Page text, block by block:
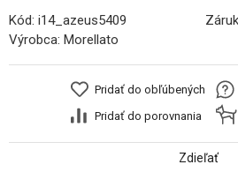
Kód: i14_azeus5409
Výrobca: Morellato
Pridať do obľúbených
Pridať do porovnania
Zdieľať